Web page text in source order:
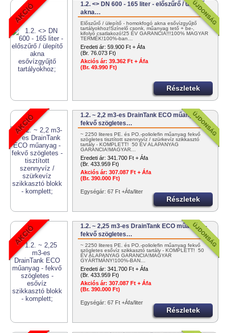
1.2. <> DN 600 - 165 liter - előszűrő / ülepítő
akna…
Előszűrő / ülepítő - homokfogó akna esővízgyűjtő
tartályokhoz!Színelő csonk, műanyag tető + be-,
kifolyó csatlakozó!25 ÉV GARANCIA!!!100% MAGYAR
TERMÉK!100%-ban…
Eredeti ár: 59.900 Ft + Áfa
(Br. 76.073 Ft)
Akciós ár: 39.362 Ft + Áfa
(Br. 49.990 Ft)
Részletek
1.2. ~ 2,2 m3-es DrainTank ECO műanyag -
fekvő szögletes…
~ 2250 literes PE. és PO.-poliolefin műanyag fekvő
szögletes tisztított szennyvíz / szürkevíz szikkasztó
tartály - KOMPLETT! 50 ÉV ALAPANYAG
GARANCIA!MAGYAR…
Eredeti ár: 341.700 Ft + Áfa
(Br. 433.959 Ft)
Akciós ár: 307.087 Ft + Áfa
(Br. 390.000 Ft)
Egységár: 67 Ft +Áfa/liter
Részletek
1.2. ~ 2,25 m3-es DrainTank ECO műanyag -
fekvő szögletes…
~ 2250 literes PE. és PO.-poliolefin műanyag fekvő
szögletes esővíz szikkasztó tartály - KOMPLETT! 50
ÉV ALAPANYAG GARANCIA!MAGYAR
GYÁRTMÁNY!100%-BAN…
Eredeti ár: 341.700 Ft + Áfa
(Br. 433.959 Ft)
Akciós ár: 307.087 Ft + Áfa
(Br. 390.000 Ft)
Egységár: 67 Ft +Áfa/liter
Részletek